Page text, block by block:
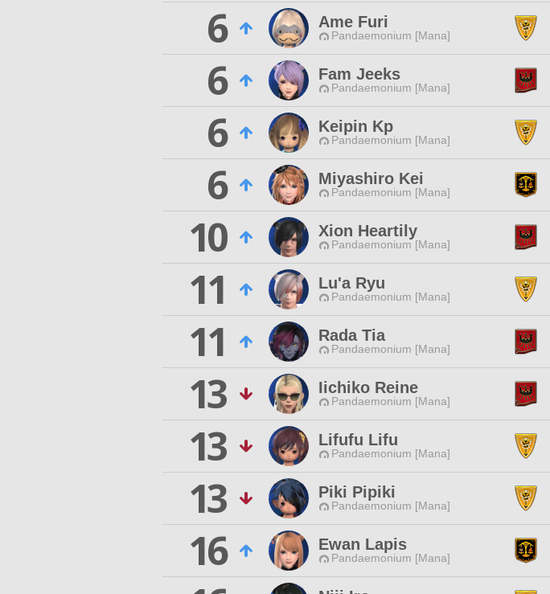
6
Ame Furi
Pandaemonium [Mana]
6
Fam Jeeks
Pandaemonium [Mana]
6
Keipin Kp
Pandaemonium [Mana]
6
Miyashiro Kei
Pandaemonium [Mana]
10
Xion Heartily
Pandaemonium [Mana]
11
Lu'a Ryu
Pandaemonium [Mana]
11
Rada Tia
Pandaemonium [Mana]
13
Iichiko Reine
Pandaemonium [Mana]
13
Lifufu Lifu
Pandaemonium [Mana]
13
Piki Pipiki
Pandaemonium [Mana]
16
Ewan Lapis
Pandaemonium [Mana]